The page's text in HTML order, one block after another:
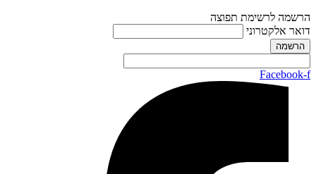
הרשמה לרשימת תפוצה
דואר אלקטרוני
Facebook-f